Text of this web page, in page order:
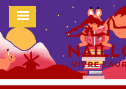
Aller
contenu
principal
MENU